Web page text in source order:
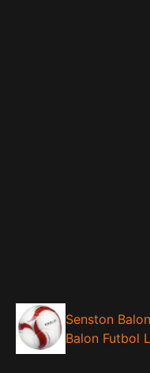
Senston
Balon Futbol